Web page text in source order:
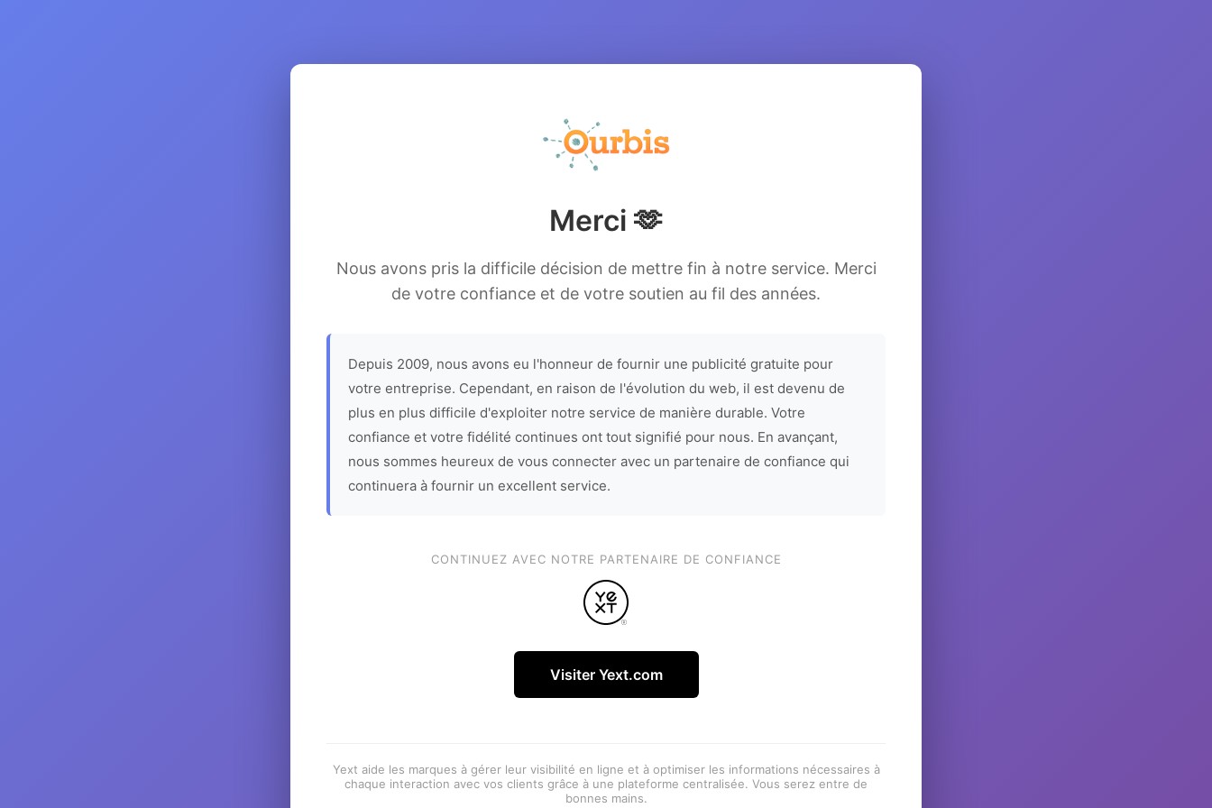
Merci 🫶
Nous avons pris la difficile décision de mettre fin à notre service. Merci
de votre confiance et de votre soutien au fil des années.
Depuis 2009, nous avons eu l'honneur de fournir une publicité gratuite pour
votre entreprise. Cependant, en raison de l'évolution du web, il est devenu de
plus en plus difficile d'exploiter notre service de manière durable. Votre
confiance et votre fidélité continues ont tout signifié pour nous. En avançant,
nous sommes heureux de vous connecter avec un partenaire de confiance qui
continuera à fournir un excellent service.
CONTINUEZ AVEC NOTRE PARTENAIRE DE CONFIANCE
Visiter Yext.com
Yext aide les marques à gérer leur visibilité en ligne et à optimiser les informations nécessaires à
chaque interaction avec vos clients grâce à une plateforme centralisée. Vous serez entre de
bonnes mains.